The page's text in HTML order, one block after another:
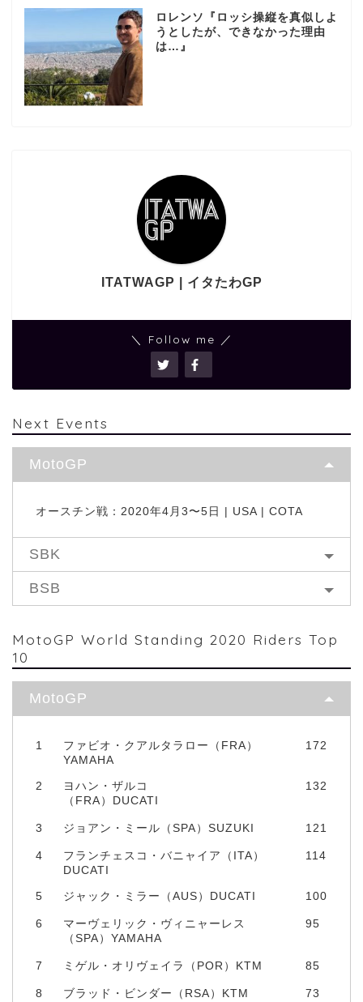
ロレンソ『ロッシ操縦を真似しよ
うとしたが、できなかった理由
は…』
ITATWAGP | イタたわGP
＼ Follow me ／
Next Events
MotoGP
オースチン戦：2020年4月3〜5日 | USA | COTA
SBK
BSB
MotoGP World Standing 2020 Riders Top
10
MotoGP
1
ファビオ・クアルタラロー（FRA）
YAMAHA
172
2
ヨハン・ザルコ
（FRA）DUCATI
132
3 ジョアン・ミール（SPA）SUZUKI 121
4
フランチェスコ・バニャイア（ITA）
DUCATI
114
5 ジャック・ミラー（AUS）DUCATI 100
6
マーヴェリック・ヴィニャーレス
（SPA）YAMAHA
95
7 ミゲル・オリヴェイラ（POR）KTM 85
8 ブラッド・ビンダー（RSA）KTM 73